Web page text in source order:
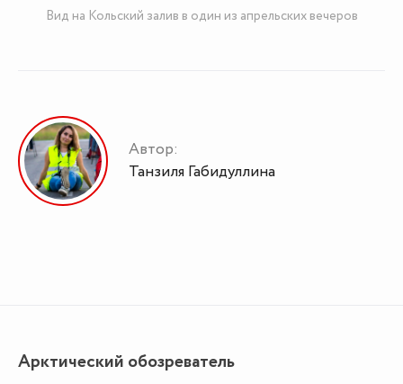
Вид на Кольский залив в один из апрельских вечеров
Автор:
Танзиля Габидуллина
Арктический обозреватель